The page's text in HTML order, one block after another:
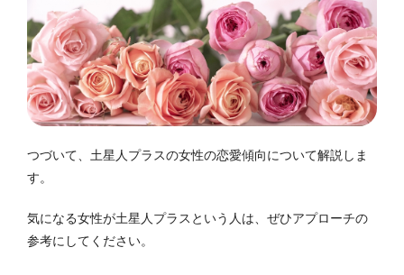
つづいて、土星人プラスの女性の恋愛傾向について解説しま
す。
気になる女性が土星人プラスという人は、ぜひアプローチの
参考にしてください。